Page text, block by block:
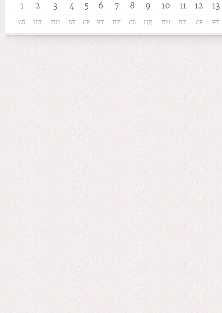
1 2 3 4 5 6 7 8 9 10 11 12 13
СБ НД ПН ВТ СР ЧТ ПТ СБ НД ПН ВТ СР ЧТ